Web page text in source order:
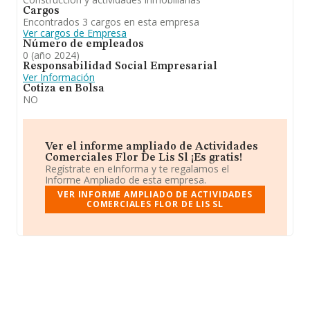
Cargos
Encontrados 3 cargos en esta empresa
Ver cargos de Empresa
Número de empleados
0 (año 2024)
Responsabilidad Social Empresarial
Ver Información
Cotiza en Bolsa
NO
Ver el informe ampliado de Actividades
Comerciales Flor De Lis Sl ¡Es gratis!
Regístrate en eInforma y te regalamos el
Informe Ampliado de esta empresa.
VER INFORME AMPLIADO DE ACTIVIDADES
COMERCIALES FLOR DE LIS SL